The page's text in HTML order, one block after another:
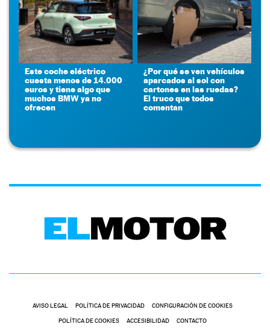
Este coche eléctrico
cuesta menos de 14.000
euros y tiene algo que
muchos BMW ya no
ofrecen
¿Por qué se ven vehículos
aparcados al sol con
cartones en las ruedas?
El truco que todos
comentan
AVISO LEGAL POLÍTICA DE PRIVACIDAD CONFIGURACIÓN DE COOKIES
POLÍTICA DE COOKIES ACCESIBILIDAD CONTACTO